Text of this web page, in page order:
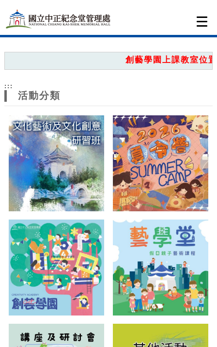
網
站
主
題
創藝學園上課教室位置
:::
活動分類